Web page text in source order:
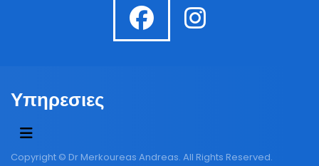
fab fab
Υπηρεσιες
Copyright © Dr Merkoureas Andreas. All Rights Reserved.